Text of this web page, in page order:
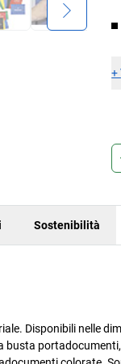
+
Sostenibilità
Disponibili nelle
busta